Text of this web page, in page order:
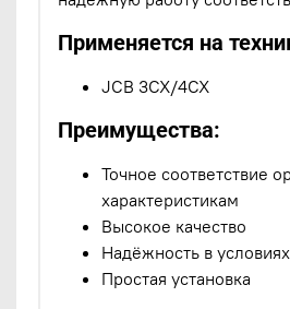
Применяется на
JCB 3CX/4CX
Преимущества:
Точное соответствие
характеристикам
Высокое качество
Надёжность в
Простая установка